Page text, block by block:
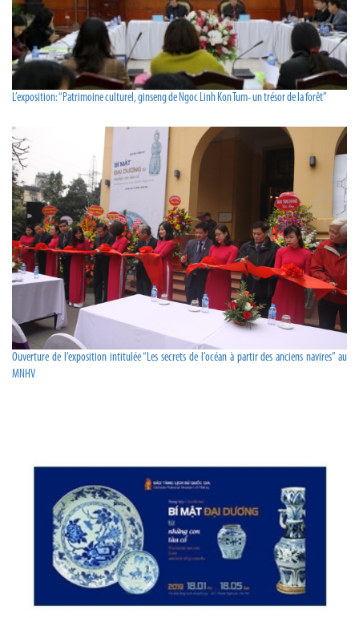
L’exposition: “Patrimoine culturel, ginseng de Ngoc Linh Kon Tum- un trésor de la forêt”
Ouverture de l’exposition intitulée “Les secrets de l’océan à partir des anciens navires” au
MNHV